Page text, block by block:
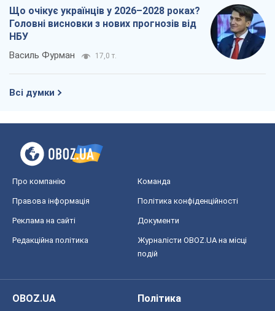
Що очікує українців у 2026–2028 роках?
Головні висновки з нових прогнозів від
НБУ
Василь Фурман 17,0 т.
Всі думки
Про компанію Команда
Правова інформація Політика конфіденційності
Реклама на сайті Документи
Редакційна політика
Журналісти OBOZ.UA на місці
подій
OBOZ.UA
Політика